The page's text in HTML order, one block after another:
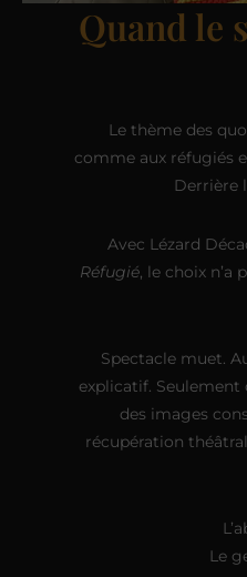
Quand le
Le thème des
comme aux réfugiés
Derrière
Avec Lézard
Réfugié, le choix n’a
Spectacle muet.
explicatif. Seulement
des images
récupération
Le